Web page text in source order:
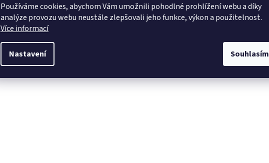
Používáme cookies, abychom Vám umožnili pohodlné prohlížení webu a díky
analýze provozu webu neustále zlepšovali jeho funkce, výkon a použitelnost.
Více informací
Nastavení Souhlasím